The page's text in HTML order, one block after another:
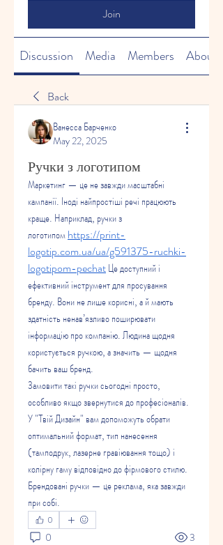
Join
Discussion Media Members About
Back
Ванесса Барченко
May 22, 2025
Ручки з логотипом
Маркетинг — це не завжди масштабні
кампанії. Іноді найпростіші речі працюють
краще. Наприклад, ручки з
логотипом https://print-
logotip.com.ua/ua/g591375-ruchki-
logotipom-pechat Це доступний і
ефективний інструмент для просування
бренду. Вони не лише корисні, а й мають
здатність ненав’язливо поширювати
інформацію про компанію. Людина щодня
користується ручкою, а значить — щодня
бачить ваш бренд.
Замовити такі ручки сьогодні просто,
особливо якщо звернутися до професіоналів.
У "Твій Дизайн" вам допоможуть обрати
оптимальний формат, тип нанесення
(тамподрук, лазерне гравіювання тощо) і
колірну гаму відповідно до фірмового стилю.
Брендовані ручки — це реклама, яка завжди
при собі.
0
0 3